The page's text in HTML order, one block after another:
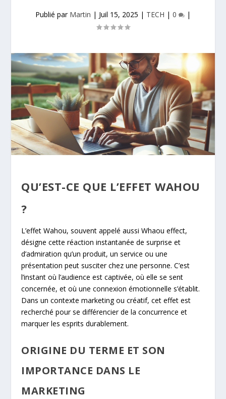
Publié par Martin | Juil 15, 2025 | TECH | 0 |
QU’EST-CE QUE L’EFFET WAHOU
?
L’effet Wahou, souvent appelé aussi Whaou effect,
désigne cette réaction instantanée de surprise et
d’admiration qu’un produit, un service ou une
présentation peut susciter chez une personne. C’est
l’instant où l’audience est captivée, où elle se sent
concernée, et où une connexion émotionnelle s’établit.
Dans un contexte marketing ou créatif, cet effet est
recherché pour se différencier de la concurrence et
marquer les esprits durablement.
ORIGINE DU TERME ET SON
IMPORTANCE DANS LE
MARKETING